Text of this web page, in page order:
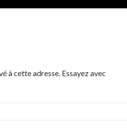
à cette adresse. Essayez avec